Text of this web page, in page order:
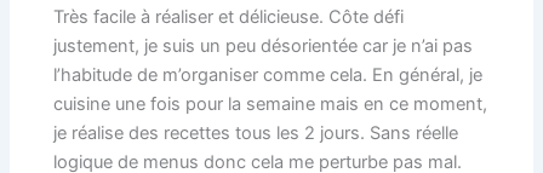
Très facile à réaliser et délicieuse. Côte défi
justement, je suis un peu désorientée car je n’ai pas
l’habitude de m’organiser comme cela. En général, je
cuisine une fois pour la semaine mais en ce moment,
je réalise des recettes tous les 2 jours. Sans réelle
logique de menus donc cela me perturbe pas mal.